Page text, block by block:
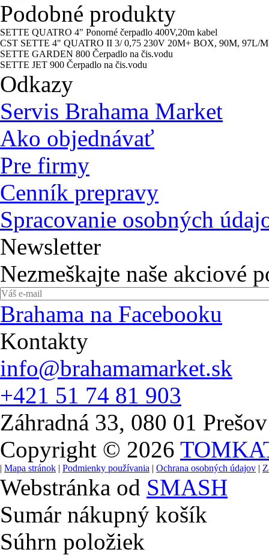
Podobné produkty
SETTE QUATRO 4" Ponorné čerpadlo 400V,20m kabel
CST SETTE 4" QUATRO II 3/ 0,75 230V 20M+ BOX, 90M, 97L/
SETTE GARDEN 800 Čerpadlo na čis.vodu
SETTE JET 900 Čerpadlo na čis.vodu
Odkazy
Servis Brahama Market
Ako objednávať
Pre firmy
Cenník prepravy
Spracovanie osobných
Newsletter
Nezmeškajte naše akciové
Brahama na Facebooku
Kontakty
info@brahamamarket.sk
+421 51 74 81 903
Záhradná 33, 080 01 Prešov
Copyright © 2026
| Mapa stránok | Podmienky používania | Ochrana osobných údajov |
Webstránka od SMASH
Sumár nákupný košík
Súhrn položiek